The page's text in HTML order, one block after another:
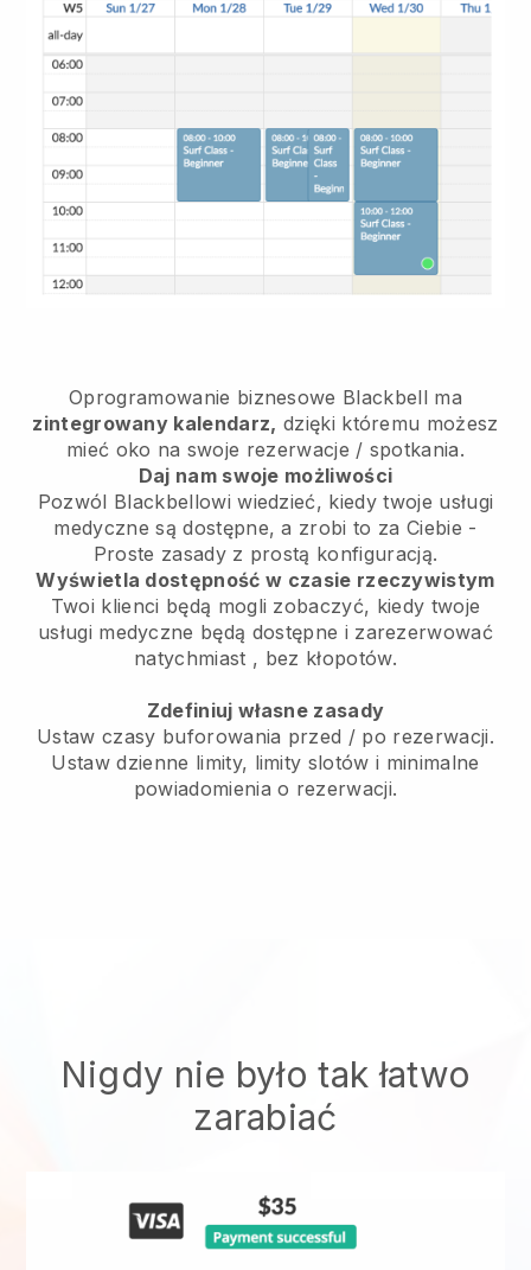
Oprogramowanie biznesowe Blackbell ma
zintegrowany kalendarz, dzięki któremu możesz
mieć oko na swoje rezerwacje / spotkania.
Daj nam swoje możliwości
Pozwól Blackbellowi wiedzieć, kiedy twoje usługi
medyczne są dostępne, a zrobi to za Ciebie -
Proste zasady z prostą konfiguracją.
Wyświetla dostępność w czasie rzeczywistym
Twoi klienci będą mogli zobaczyć, kiedy twoje
usługi medyczne będą dostępne i zarezerwować
natychmiast , bez kłopotów.
Zdefiniuj własne zasady
Ustaw czasy buforowania przed / po rezerwacji.
Ustaw dzienne limity, limity slotów i minimalne
powiadomienia o rezerwacji.
Nigdy nie było tak łatwo
zarabiać